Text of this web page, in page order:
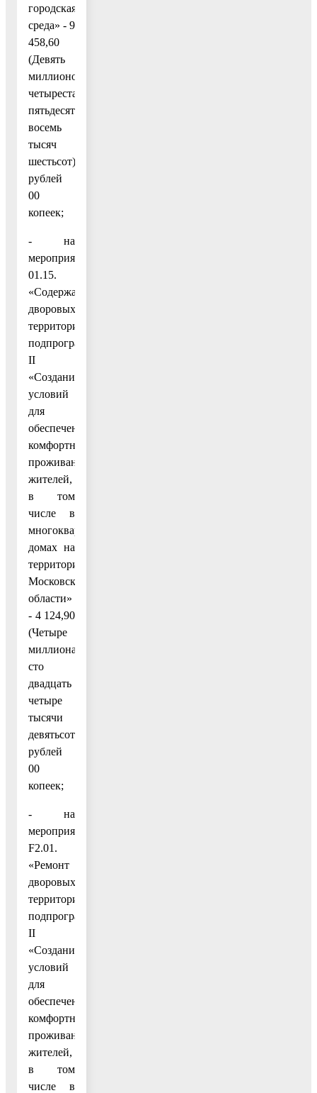
городская
среда» - 9
458,60
(Девять
миллионов
четыреста
пятьдесят
восемь
тысяч
шестьсот)
рублей
00
копеек;
- на
мероприятие
01.15.
«Содержание
дворовых
территорий»
подпрограммы
II
«Создание
условий
для
обеспечения
комфортного
проживания
жителей,
в том
числе в
многоквартирных
домах на
территории
Московской
области»
- 4 124,90
(Четыре
миллиона
сто
двадцать
четыре
тысячи
девятьсот)
рублей
00
копеек;
- на
мероприятие
F2.01.
«Ремонт
дворовых
территорий»
подпрограммы
II
«Создание
условий
для
обеспечения
комфортного
проживания
жителей,
в том
числе в